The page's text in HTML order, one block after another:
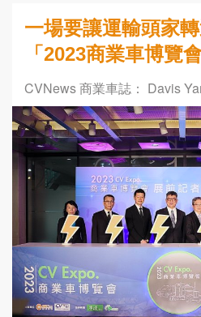
一場要讓運輸頭家
「2023商業車博覽會
CVNews 商業車誌： Davis